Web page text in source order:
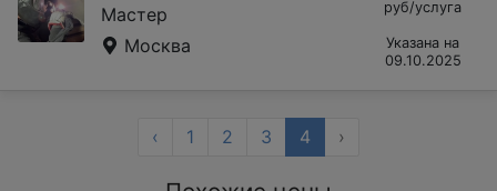
Мастер
Москва
руб/услуга
Указана на
09.10.2025
‹ 1 2 3 4 ›